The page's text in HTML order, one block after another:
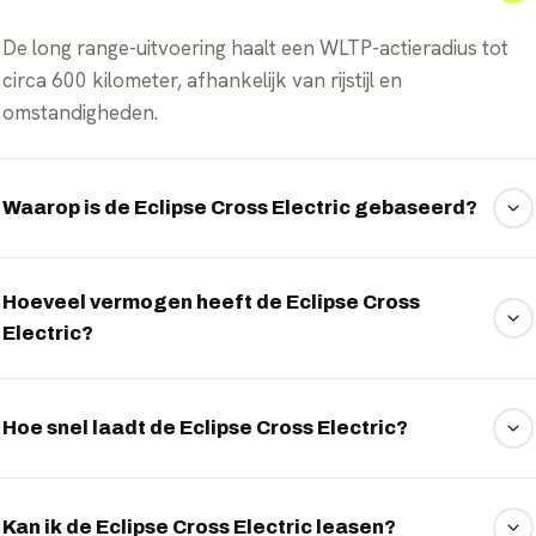
De long range-uitvoering haalt een WLTP-actieradius tot
circa 600 kilometer, afhankelijk van rijstijl en
omstandigheden.
Waarop is de Eclipse Cross Electric gebaseerd?
Renault-alliantie, hetzelfde als de Renault Scénic E-Tech.
Hoeveel vermogen heeft de Eclipse Cross
Electric?
aandrijving op de vooras.
Hoe snel laadt de Eclipse Cross Electric?
minuten van 10 naar 80 procent bij een vermogen tot
Kan ik de Eclipse Cross Electric leasen?